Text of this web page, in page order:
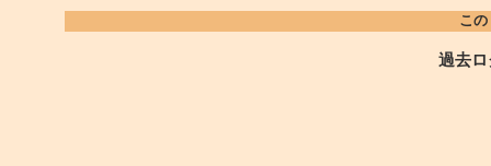
こ
過去